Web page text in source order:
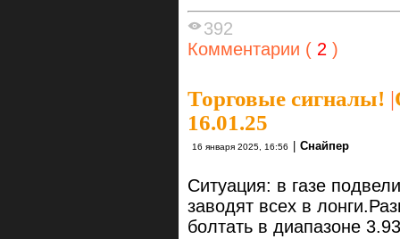
392
Комментарии ( 2 )
Торговые сигналы! |
16.01.25
16 января 2025, 16:56 Снайпер
Ситуация: в газе
заводят всех в
болтать в диапазоне